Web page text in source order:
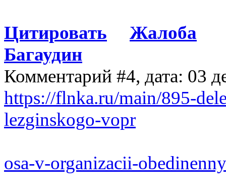
Цитировать
Жалоба
Багаудин
Комментарий #4, дата: 03
https://flnka.ru/main/895-
lezginskogo-vopr
osa-v-organizacii-